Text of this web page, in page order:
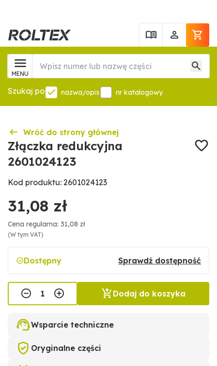
MENU
Szukaj po nazwa/opis nr katalogowy
Wróć do strony głównej
Złączka redukcyjna
2601024123
Kod produktu: 2601024123
31,08 zł
Cena regularna: 31,08 zł
(W tym VAT)
Dostępny Sprawdź dostępność
Dodaj do koszyka
Wsparcie techniczne
Oryginalne części